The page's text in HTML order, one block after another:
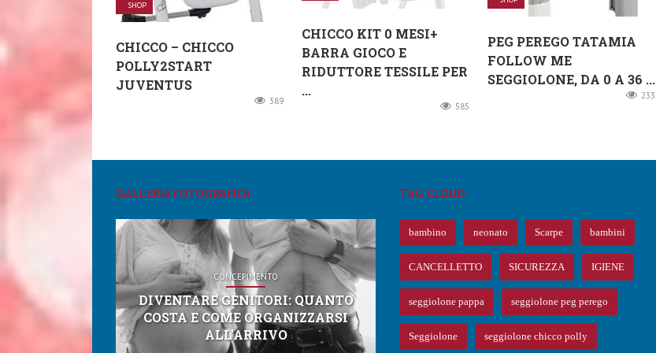
SHOP
CHICCO – CHICCO
POLLY2START
JUVENTUS
389
CHICCO KIT 0 MESI+
BARRA GIOCO E
RIDUTTORE TESSILE PER
...
585
PEG PEREGO TATAMIA
FOLLOW ME
SEGGIOLONE, DA 0 A 36 ...
233
GALLERIA FOTOGRAFICA
CONCEPIMENTO
DIVENTARE GENITORI: QUANTO
COSTA E COME ORGANIZZARSI
ALL’ARRIVO
TAG CLOUD
bambino neonato Scarpe bambini
CANCELLETTO SICUREZZA IGIENE
seggiolone pappa seggiolone peg perego
Seggiolone seggiolone chicco polly